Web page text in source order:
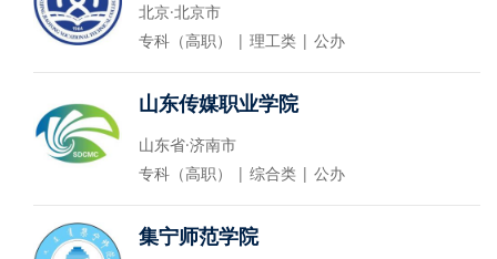
北京·北京市
专科（高职） | 理工类 | 公办
山东传媒职业学院
山东省·济南市
专科（高职） | 综合类 | 公办
集宁师范学院